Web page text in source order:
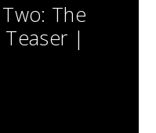
The
|